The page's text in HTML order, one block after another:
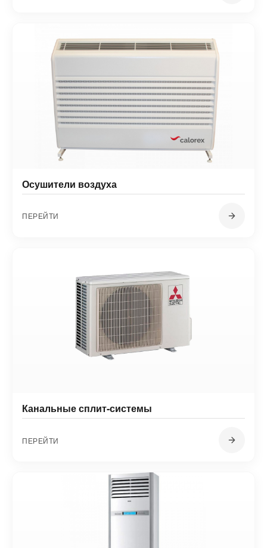
Осушители воздуха
ПЕРЕЙТИ
Канальные сплит-системы
ПЕРЕЙТИ